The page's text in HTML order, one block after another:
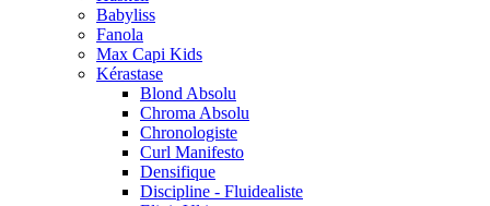
Babyliss
Fanola
Max Capi Kids
Kérastase
Blond Absolu
Chroma Absolu
Chronologiste
Curl Manifesto
Densifique
Discipline - Fluidealiste